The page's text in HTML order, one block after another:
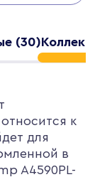
(30)
к
для
в
A4590PL-